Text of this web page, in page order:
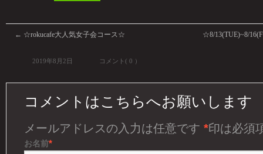
← ☆rokucafe大人気女子会コース☆ ☆8/13(TUE)~8/
2019年8月2日 コメント( 0 ）
コメントはこちらへお願いします
メールアドレスの入力は任意です *印は必須
お名前*